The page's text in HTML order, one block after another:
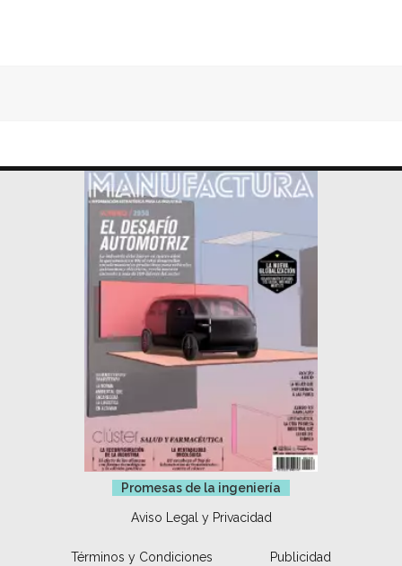
Promesas de la ingeniería
Aviso Legal y Privacidad
Términos y Condiciones Publicidad